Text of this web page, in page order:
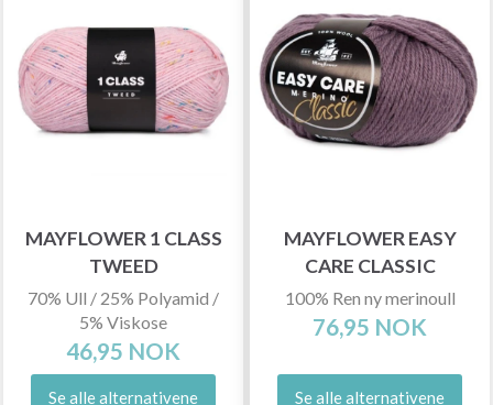
MAYFLOWER 1 CLASS
TWEED
70% Ull / 25% Polyamid /
5% Viskose
46,95 NOK
Se alle alternativene
MAYFLOWER EASY
CARE CLASSIC
100% Ren ny merinoull
76,95 NOK
Se alle alternativene